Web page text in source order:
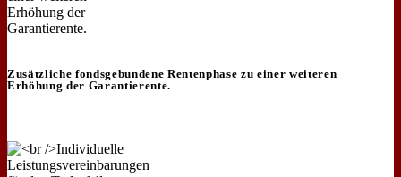
Zusätzliche fondsgebundene Rentenphase zu einer weiteren
Erhöhung der Garantierente.